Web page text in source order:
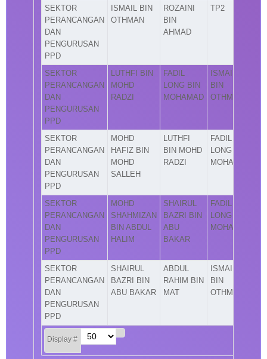
Display #
SEKTOR
PERANCANGAN
DAN
PENGURUSAN
PPD
ISMAIL BIN
OTHMAN
ROZAINI
BIN
AHMAD
TP2
SEKTOR
PERANCANGAN
DAN
PENGURUSAN
PPD
LUTHFI BIN
MOHD
RADZI
FADIL
LONG BIN
MOHAMAD
ISMAIL
BIN
OTHMAN
SEKTOR
PERANCANGAN
DAN
PENGURUSAN
PPD
MOHD
HAFIZ BIN
MOHD
SALLEH
LUTHFI
BIN MOHD
RADZI
FADIL
LONG BIN
MOHAMAD
SEKTOR
PERANCANGAN
DAN
PENGURUSAN
PPD
MOHD
SHAHMIZAN
BIN ABDUL
HALIM
SHAIRUL
BAZRI BIN
ABU
BAKAR
FADIL
LONG BIN
MOHAMAD
SEKTOR
PERANCANGAN
DAN
PENGURUSAN
PPD
SHAIRUL
BAZRI BIN
ABU BAKAR
ABDUL
RAHIM BIN
MAT
ISMAIL
BIN
OTHMAN